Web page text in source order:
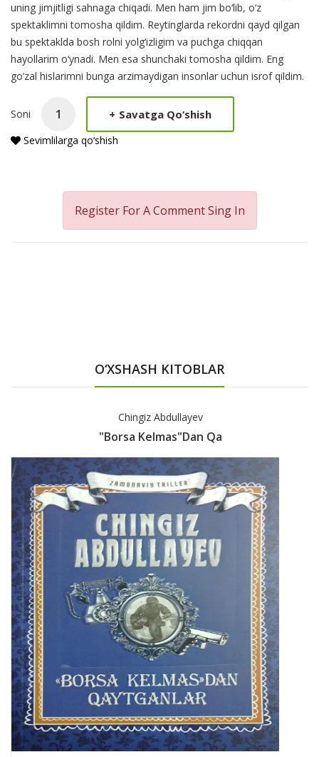
uning jimjitligi sahnaga chiqadi. Men ham jim bo‘lib, o‘z
spektaklimni tomosha qildim. Reytinglarda rekordni qayd qilgan
bu spektaklda bosh rolni yolg‘izligim va puchga chiqqan
hayollarim o‘ynadi. Men esa shunchaki tomosha qildim. Eng
go‘zal hislarimni bunga arzimaydigan insonlar uchun isrof qildim.
Soni + Savatga Qo‘shish
Sevimlilarga qo‘shish
Register For A CommentSing In
O‘XSHASH KITOBLAR
Chingiz Abdullayev
"Borsa Kelmas"dan Qa